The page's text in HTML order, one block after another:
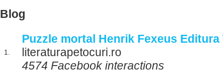
Blog
1.
Puzzle mortal Henrik Fexeus
literaturapetocuri.ro
4574 Facebook interactions